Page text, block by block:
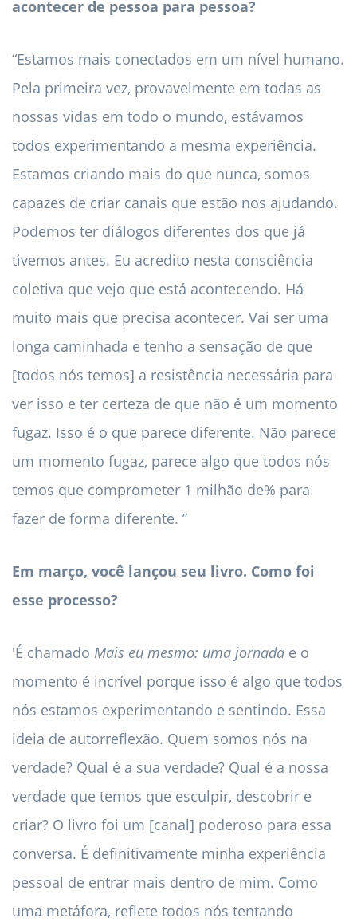
acontecer de pessoa para pessoa?
“Estamos mais conectados em um nível humano.
Pela primeira vez, provavelmente em todas as
nossas vidas em todo o mundo, estávamos
todos experimentando a mesma experiência.
Estamos criando mais do que nunca, somos
capazes de criar canais que estão nos ajudando.
Podemos ter diálogos diferentes dos que já
tivemos antes. Eu acredito nesta consciência
coletiva que vejo que está acontecendo. Há
muito mais que precisa acontecer. Vai ser uma
longa caminhada e tenho a sensação de que
[todos nós temos] a resistência necessária para
ver isso e ter certeza de que não é um momento
fugaz. Isso é o que parece diferente. Não parece
um momento fugaz, parece algo que todos nós
temos que comprometer 1 milhão de% para
fazer de forma diferente. ”
Em março, você lançou seu livro. Como foi
esse processo?
'É chamado Mais eu mesmo: uma jornada e o
momento é incrível porque isso é algo que todos
nós estamos experimentando e sentindo. Essa
ideia de autorreflexão. Quem somos nós na
verdade? Qual é a sua verdade? Qual é a nossa
verdade que temos que esculpir, descobrir e
criar? O livro foi um [canal] poderoso para essa
conversa. É definitivamente minha experiência
pessoal de entrar mais dentro de mim. Como
uma metáfora, reflete todos nós tentando